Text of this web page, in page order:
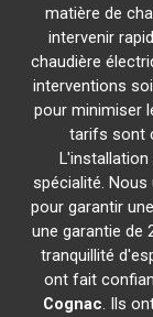
matière de
intervenir
chaudière
interventions
pour minimiser
tarifs sont
L'installation
spécialité.
pour garantir
une garantie de
tranquillité
ont fait
Cognac. Ils